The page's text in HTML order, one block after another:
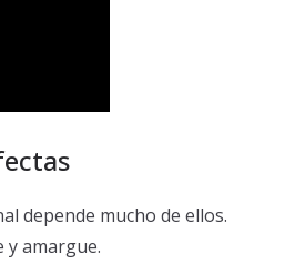
depende mucho de ellos.
y amargue.